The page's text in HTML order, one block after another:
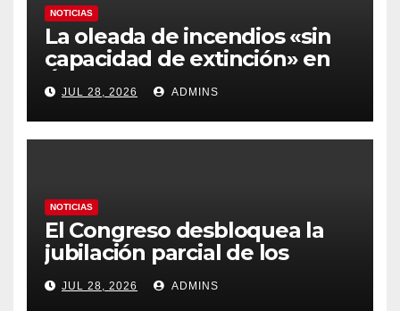
NOTICIAS
La oleada de incendios «sin
capacidad de extinción» en
Ávila y al oeste de Madrid
obliga a declarar la
emergencia nacional
JUL 28, 2026 ADMINS
NOTICIAS
El Congreso desbloquea la
jubilación parcial de los
trabajadores laborales del
sector público
JUL 28, 2026 ADMINS